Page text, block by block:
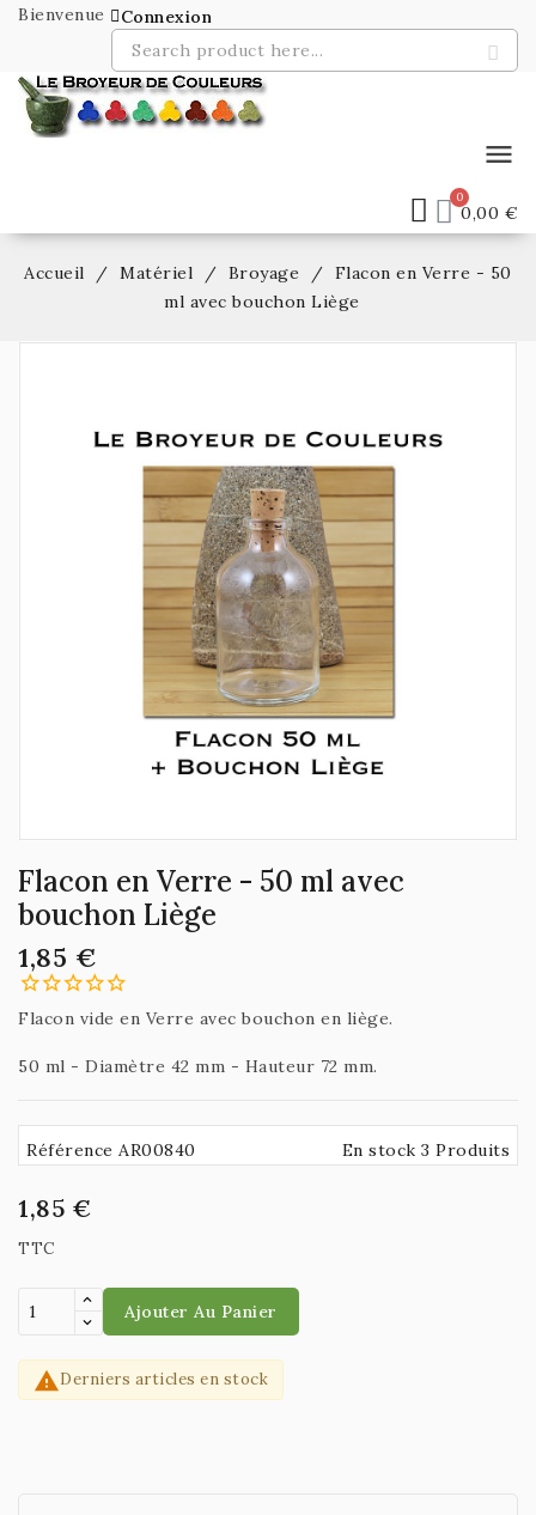
Bienvenue Connexion
menu
0,00 €
Accueil Matériel Broyage
Flacon en Verre - 50
ml avec bouchon Liège
Flacon en Verre - 50 ml avec
bouchon Liège
1,85 €
Flacon vide en Verre avec bouchon en liège.
50 ml - Diamètre 42 mm - Hauteur 72 mm.
Référence AR00840 En stock 3 Produits
1,85 €
TTC
Ajouter Au Panier
Derniers articles en stock